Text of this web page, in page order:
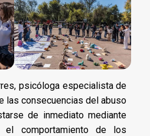
psicóloga especialista de
las consecuencias del abuso
de inmediato mediante
el comportamiento de los